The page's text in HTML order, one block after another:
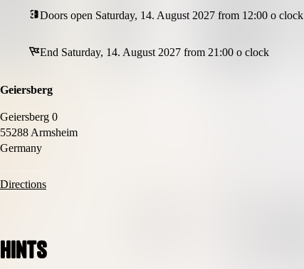
Doors open Saturday, 14. August 2027 from 12:00 o clock
End Saturday, 14. August 2027 from 21:00 o clock
Geiersberg
Geiersberg 0
55288 Armsheim
Germany
Directions
Hints